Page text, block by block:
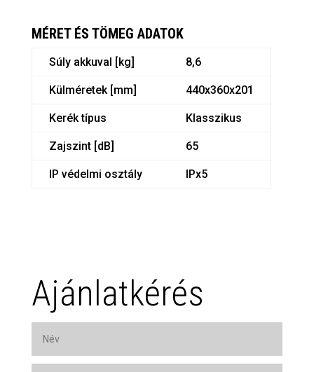
MÉRET ÉS TÖMEG ADATOK
Súly akkuval [kg] 8,6
Külméretek [mm] 440x360x201
Kerék típus Klasszikus
Zajszint [dB] 65
IP védelmi osztály IPx5
Ajánlatkérés